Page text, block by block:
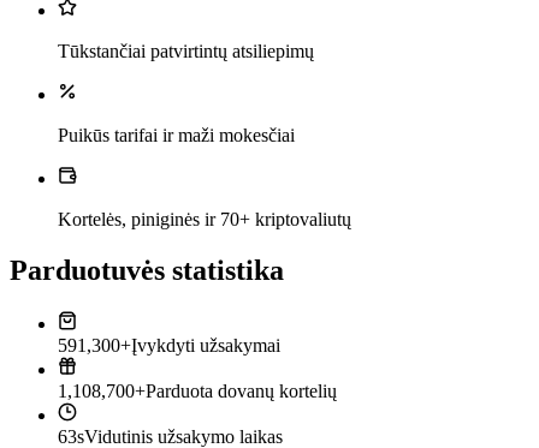
Tūkstančiai patvirtintų atsiliepimų
Puikūs tarifai ir maži mokesčiai
Kortelės, piniginės ir 70+ kriptovaliutų
Parduotuvės statistika
591,300+Įvykdyti užsakymai
1,108,700+Parduota dovanų kortelių
63sVidutinis užsakymo laikas